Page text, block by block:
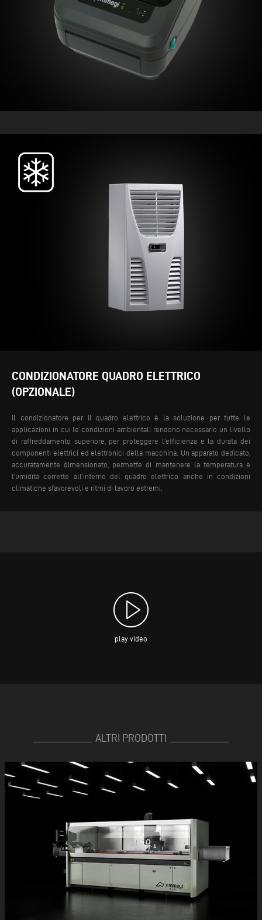
CONDIZIONATORE QUADRO ELETTRICO
(OPZIONALE)
Il condizionatore per il quadro elettrico è la soluzione per tutte le
applicazioni in cui le condizioni ambientali rendono necessario un livello
di raffreddamento superiore, per proteggere l’efficienza e la durata dei
componenti elettrici ed elettronici della macchina. Un apparato dedicato,
accuratamente dimensionato, permette di mantenere la temperatura e
l’umidità corrette all’interno del quadro elettrico anche in condizioni
climatiche sfavorevoli e ritmi di lavoro estremi.
play video
ALTRI PRODOTTI